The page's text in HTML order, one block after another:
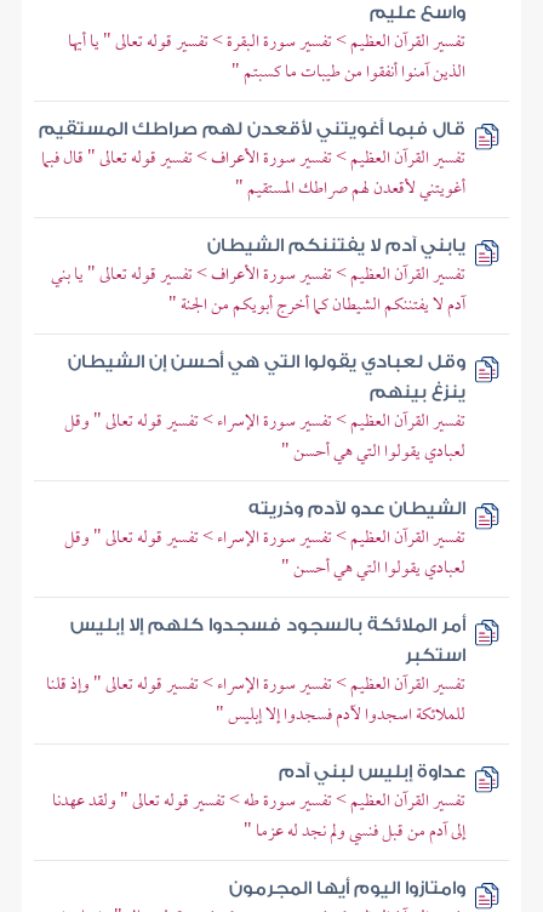
واسع عليم
تفسير القرآن العظيم > تفسير سورة البقرة > تفسير قوله تعالى " يا أيها
الذين آمنوا أنفقوا من طيبات ما كسبتم "
قال فبما أغويتني لأقعدن لهم صراطك المستقيم
تفسير القرآن العظيم > تفسير سورة الأعراف > تفسير قوله تعالى " قال فبما
أغويتني لأقعدن لهم صراطك المستقيم "
يابني آدم لا يفتننكم الشيطان
تفسير القرآن العظيم > تفسير سورة الأعراف > تفسير قوله تعالى " يا بني
آدم لا يفتننكم الشيطان كما أخرج أبويكم من الجنة "
وقل لعبادي يقولوا التي هي أحسن إن الشيطان
ينزغ بينهم
تفسير القرآن العظيم > تفسير سورة الإسراء > تفسير قوله تعالى " وقل
لعبادي يقولوا التي هي أحسن "
الشيطان عدو لآدم وذريته
تفسير القرآن العظيم > تفسير سورة الإسراء > تفسير قوله تعالى " وقل
لعبادي يقولوا التي هي أحسن "
أمر الملائكة بالسجود فسجدوا كلهم إلا إبليس
استكبر
تفسير القرآن العظيم > تفسير سورة الإسراء > تفسير قوله تعالى " وإذ قلنا
للملائكة اسجدوا لآدم فسجدوا إلا إبليس "
عداوة إبليس لبني آدم
تفسير القرآن العظيم > تفسير سورة طه > تفسير قوله تعالى " ولقد عهدنا
إلى آدم من قبل فنسي ولم نجد له عزما "
وامتازوا اليوم أيها المجرمون